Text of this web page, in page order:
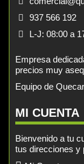
937 566 192
L-J: 08:00 a
Empresa
precios muy
Equipo de
MI CUENTA
Bienvenido a tu
tus direcciones y